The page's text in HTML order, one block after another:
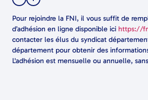
Pour rejoindre la FNI, il vous suffit de
d’adhésion en ligne disponible ici https://
contacter les élus du syndicat
département pour obtenir des
L'adhésion est mensuelle ou annuelle,